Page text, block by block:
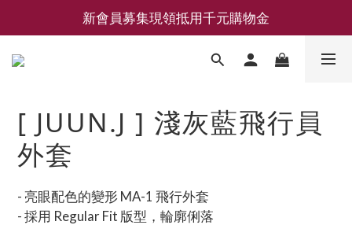
新會員募集現領抵用千元購物金
新會員募集現領抵用千元購物金
LEMAIRE 經典可頌包 NEW ARRIVAL
新會員募集現領抵用千元購物金
[ JUUN.J ] 淺灰藍飛行員
外套
- 亮眼配色的變形 MA-1 飛行外套
- 採用 Regular Fit 版型，輪廓俐落